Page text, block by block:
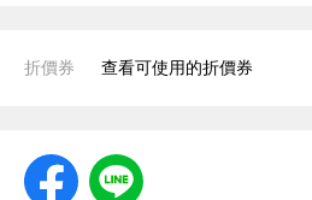
折價券 查看可使用的折價券